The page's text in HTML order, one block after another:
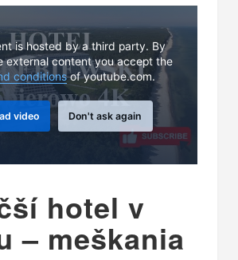
is hosted by a third party. By
external content you accept the
conditionsof youtube.com.
video Don't ask again
hotel v
– meškania